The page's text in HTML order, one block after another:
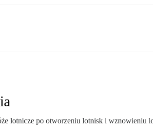
lotnicze po otworzeniu lotnisk i wznowieniu